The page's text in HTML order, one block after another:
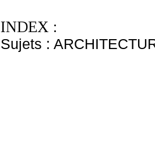
INDEX :
Sujets :